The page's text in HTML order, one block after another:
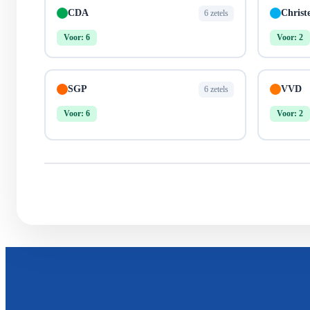
CDA 6 zetels
Voor: 6 Voor: 2
SGP 6 zetels
Voor: 6
VVD
Voor: 2